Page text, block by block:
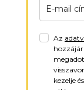
Az
kezelje